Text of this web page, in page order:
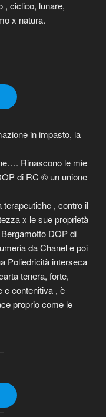
, ciclico, lunare,
x natura.
in impasto, la
Rinascono le mie
di RC © un unione
terapeutiche , contro il
x le sue proprietà
DOP di
da Chanel e poi
Poliedricità interseca
tenera, forte,
e contenitiva , è
proprio come le